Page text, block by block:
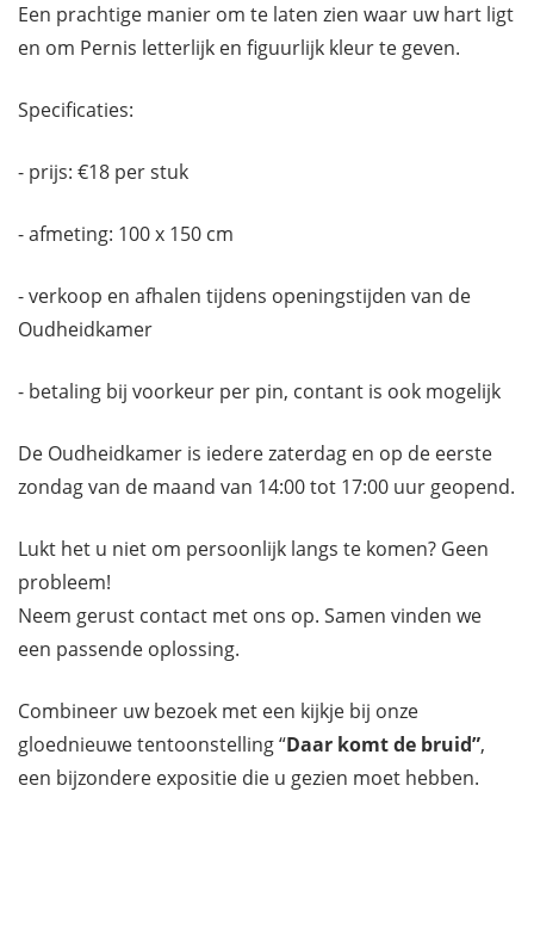
Een prachtige manier om te laten zien waar uw hart ligt
en om Pernis letterlijk en figuurlijk kleur te geven.
Specificaties:
- prijs: €18 per stuk
- afmeting: 100 x 150 cm
- verkoop en afhalen tijdens openingstijden van de
Oudheidkamer
- betaling bij voorkeur per pin, contant is ook mogelijk
De Oudheidkamer is iedere zaterdag en op de eerste
zondag van de maand van 14:00 tot 17:00 uur geopend.
Lukt het u niet om persoonlijk langs te komen? Geen
probleem!
Neem gerust contact met ons op. Samen vinden we
een passende oplossing.
Combineer uw bezoek met een kijkje bij onze
gloednieuwe tentoonstelling “Daar komt de bruid”,
een bijzondere expositie die u gezien moet hebben.